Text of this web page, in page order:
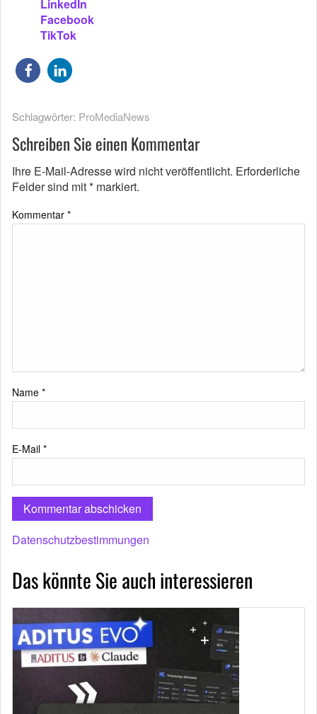
LinkedIn
Facebook
TikTok
Schlagwörter: ProMediaNews
Schreiben Sie einen Kommentar
Ihre E-Mail-Adresse wird nicht veröffentlicht. Erforderliche
Felder sind mit* markiert.
Kommentar *
Name *
E-Mail *
Datenschutzbestimmungen
Das könnte Sie auch interessieren